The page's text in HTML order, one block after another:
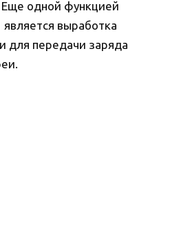
одной функцией
выработка
для передачи заряда